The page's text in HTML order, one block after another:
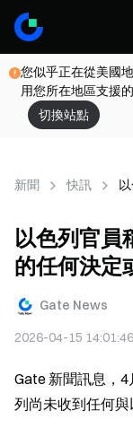
您似乎正在從美國
用您所在地區支援的
切換站點
新聞 快訊
以色列官員
的任何決定
Gate News
2026-04-15 14:01:46
Gate 新聞訊息，
列尚未收到任何與